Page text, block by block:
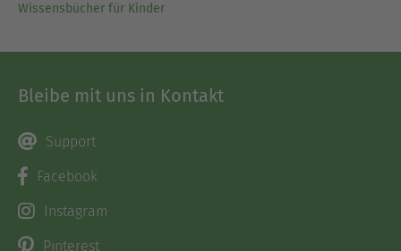
Wissensbücher für Kinder
Bleibe mit uns in Kontakt
Support
Facebook
Instagram
Pinterest